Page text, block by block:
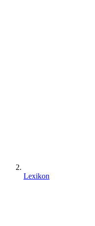
Lexikon